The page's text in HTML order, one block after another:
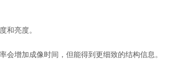
和亮度。
会增加成像时间，但能得到更细致的结构信息。